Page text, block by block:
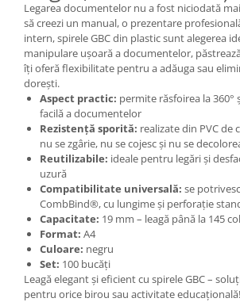
Legarea documentelor nu a fost niciodată
să creezi un manual, o prezentare
intern, spirele GBC din plastic sunt alegerea
manipulare ușoară a documentelor,
îți oferă flexibilitate pentru a adăuga sau
dorești.
Aspect practic: permite răsfoirea la 360°
facilă a documentelor
Rezistență sporită: realizate din PVC de
nu se zgârie, nu se cojesc și nu se
Reutilizabile: ideale pentru legări și
uzură
Compatibilitate universală: se
CombBind®, cu lungime și perforație
Capacitate: 19 mm – leagă până la 145
Format: A4
Culoare: negru
Set: 100 bucăți
Leagă elegant și eficient cu spirele GBC –
pentru orice birou sau activitate educațională!